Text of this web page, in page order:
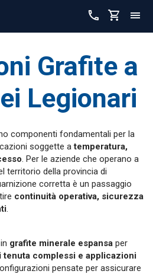
Grafite a
Legionari
componenti fondamentali per la
soggette atemperatura,
. Per le aziende che operano a
territorio della provincia di
corretta è un passaggio
continuità operativa, sicurezza
grafite minerale espansa per
tenuta complessi e applicazioni
pensate per assicurare